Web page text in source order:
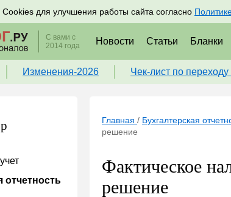
для улучшения работы сайта согласно
по налогам, учету и кадрам
С вами с
2014 года
Новости Статьи Бланки
Изменения-2026 Чек-лист по
отчетность
Главная / Бухгалтерская
решение
Фактическое
решение